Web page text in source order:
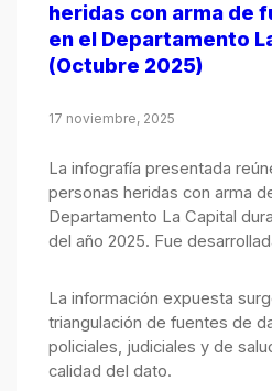
heridas con arma de
en el Departamento
(Octubre 2025)
17 noviembre, 2025
La infografía presentada
personas heridas con arma
Departamento La Capital
del año 2025. Fue
por el Ministerio Público de la
Ministerio de Justicia y
La información expuesta
triangulación de fuentes de
policiales, judiciales y de
calidad del dato.